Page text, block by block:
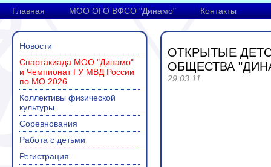
Главная МОО ОГО ВФСО "Динамо" Контакты
Новости
Спартакиада МОО "Динамо"
и Чемпионат ГУ МВД России
по МО 2026
Коллективы физической
культуры
Соревнования
Работа с детьми
Регистрация
ОТКРЫТЫЕ
ОБЩЕСТВА
29.03.11